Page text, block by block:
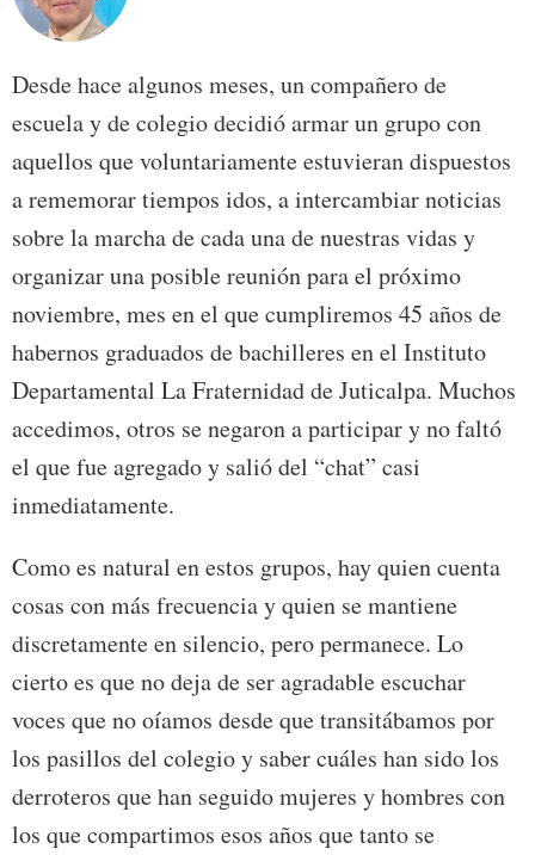
Desde hace algunos meses, un compañero de
escuela y de colegio decidió armar un grupo con
aquellos que voluntariamente estuvieran dispuestos
a rememorar tiempos idos, a intercambiar noticias
sobre la marcha de cada una de nuestras vidas y
organizar una posible reunión para el próximo
noviembre, mes en el que cumpliremos 45 años de
habernos graduados de bachilleres en el Instituto
Departamental La Fraternidad de Juticalpa. Muchos
accedimos, otros se negaron a participar y no faltó
el que fue agregado y salió del “chat” casi
inmediatamente.
Como es natural en estos grupos, hay quien cuenta
cosas con más frecuencia y quien se mantiene
discretamente en silencio, pero permanece. Lo
cierto es que no deja de ser agradable escuchar
voces que no oíamos desde que transitábamos por
los pasillos del colegio y saber cuáles han sido los
derroteros que han seguido mujeres y hombres con
los que compartimos esos años que tanto se